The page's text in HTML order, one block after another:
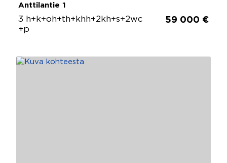
Anttilantie 1
3 h+k+oh+th+khh+2kh+s+2wc
+p
59 000 €